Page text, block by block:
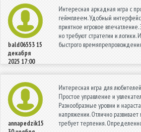
bald0655315
декабря
2025 17:00
Интересная аркадная игра с
геймплеем. Удобный
приятное игровое
но требуют стратегии и
быстрого
annapedzik15
Интересная игра для
Простое управление и
Разнообразные уровни и
напряжении. Отлично
требует терпения.